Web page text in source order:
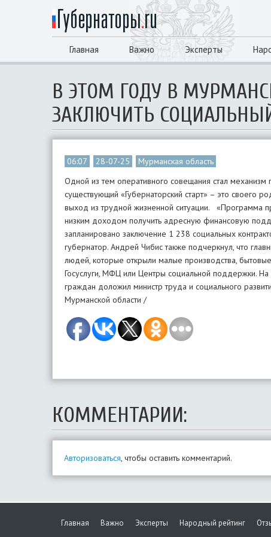
Главная Важно Эксперты
В ЭТОМ ГОДУ В
ЗАКЛЮЧИТЬ
06:07 28-07-25
Мурманская область
Одной из тем оперативного совещания стал механизм
существующий «Губернаторский старт» – это своего
выход из трудной жизненной ситуации. «Программа
низким доходом получить адресную финансовую
запланировано заключение 1 238 социальных
губернатор. Андрей Чибис также подчеркнул, что
людей, которые открыли малые производства,
Госуслуги, МФЦ или Центры социальной поддержки.
граждан доложил министр труда и социального
Мурманской области /
КОММЕНТАРИИ:
Авторизоваться, чтобы оставить комментарий.
Главная Важно Эксперты Народный рейтинг